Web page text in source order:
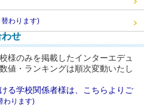
わります)
せ
様のみを掲載したインターエデュ
値・ランキングは順次変動いたし
る学校関係者様は、こちらよりご
わります)